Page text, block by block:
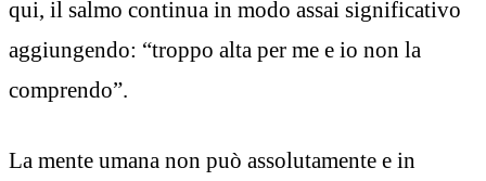
qui, il salmo continua in modo assai significativo
aggiungendo: “troppo alta per me e io non la
comprendo”.
La mente umana non può assolutamente e in